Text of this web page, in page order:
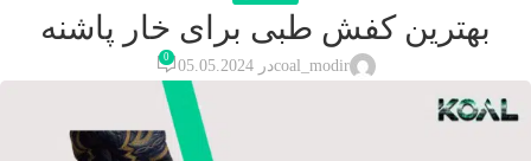
بهترین کفش طبی برای خار پاشنه
coal_modirدر 05.05.2024 0